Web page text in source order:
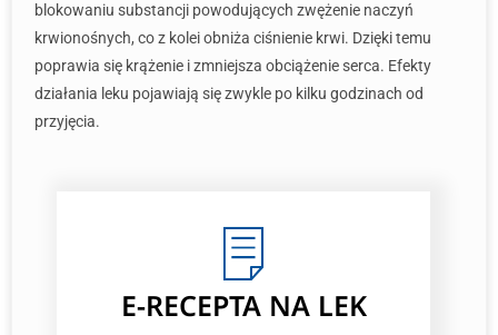
blokowaniu substancji powodujących zwężenie naczyń
krwionośnych, co z kolei obniża ciśnienie krwi. Dzięki temu
poprawia się krążenie i zmniejsza obciążenie serca. Efekty
działania leku pojawiają się zwykle po kilku godzinach od
przyjęcia.
E-RECEPTANA LEK